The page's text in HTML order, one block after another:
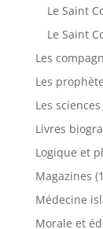
Le Saint
Le Saint
Les
Les
Les
Livres
Logique et
Magazines
Médecine
Morale et